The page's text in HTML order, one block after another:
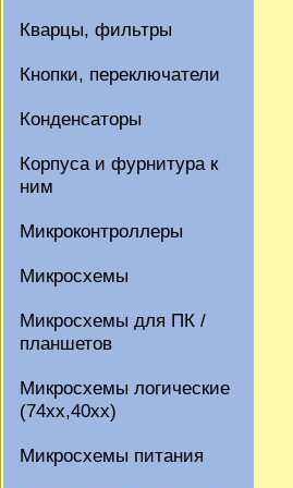
Кварцы, фильтры
Кнопки, переключатели
Конденсаторы
Корпуса и фурнитура к
ним
Микроконтроллеры
Микросхемы
Микросхемы для ПК /
планшетов
Микросхемы логические
(74xx,40xx)
Микросхемы питания